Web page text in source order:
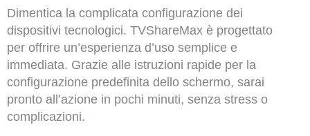
Dimentica la complicata configurazione dei
dispositivi tecnologici. TVShareMax è progettato
per offrire un’esperienza d’uso semplice e
immediata. Grazie alle istruzioni rapide per la
configurazione predefinita dello schermo, sarai
pronto all’azione in pochi minuti, senza stress o
complicazioni.